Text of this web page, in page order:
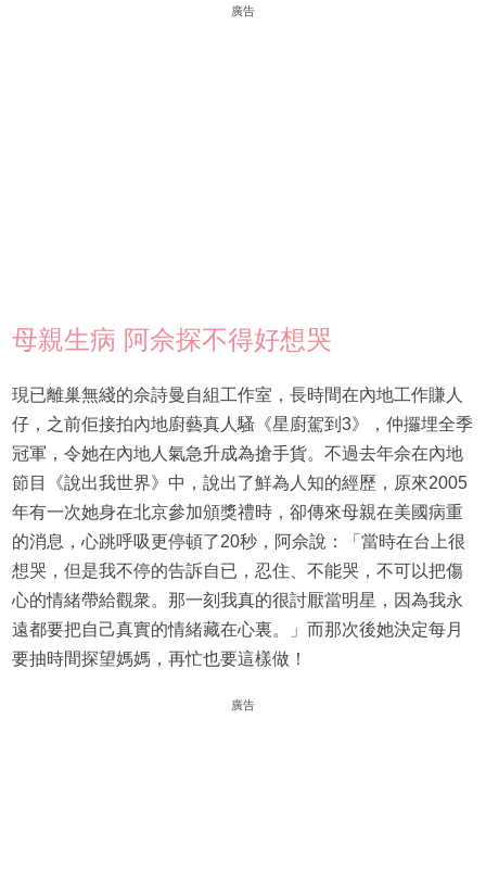
廣告
母親生病 阿佘探不得好想哭
現已離巢無綫的佘詩曼自組工作室，長時間在內地工作賺人
仔，之前佢接拍內地廚藝真人騷《星廚駕到3》，仲攞埋全季
冠軍，令她在內地人氣急升成為搶手貨。不過去年佘在內地
節目《說出我世界》中，說出了鮮為人知的經歷，原來2005
年有一次她身在北京參加頒獎禮時，卻傳來母親在美國病重
的消息，心跳呼吸更停頓了20秒，阿佘說：「當時在台上很
想哭，但是我不停的告訴自已，忍住、不能哭，不可以把傷
心的情緒帶給觀衆。那一刻我真的很討厭當明星，因為我永
遠都要把自己真實的情緒藏在心裏。」而那次後她決定每月
要抽時間探望媽媽，再忙也要這樣做！
廣告